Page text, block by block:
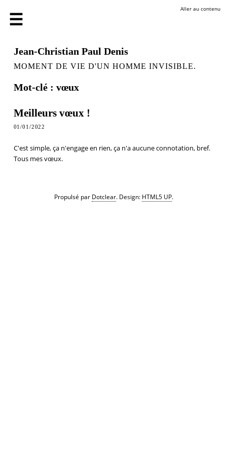
Aller au contenu
Jean-Christian Paul Denis
MOMENT DE VIE D'UN HOMME INVISIBLE.
Mot-clé : vœux
Meilleurs vœux !
01/01/2022
C'est simple, ça n'engage en rien, ça n'a aucune connotation, bref.
Tous mes vœux.
Propulsé par Dotclear. Design: HTML5 UP.